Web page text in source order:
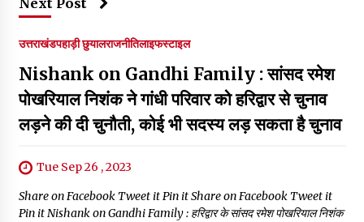
Next Post
उत्तराखंडपहाड़ी छुयालराजनीतिलाइफस्टाइल
Nishank on Gandhi Family : सांसद रमेश
पोखरियाल निशंक ने गांधी परिवार को हरिद्वार से चुनाव
लड़ने की दी चुनौती, कोई भी सदस्य लड़ सकता है चुनाव
Tue Sep 26 , 2023
Share on Facebook Tweet it Pin it Share on Facebook Tweet it
Pin it Nishank on Gandhi Family : हरिद्वार के सांसद रमेश पोखरियाल निशंक